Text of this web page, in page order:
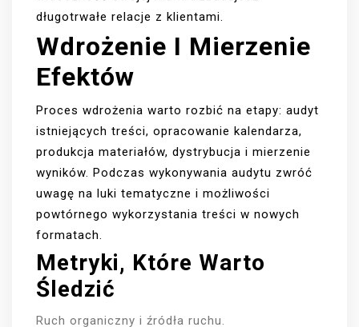
długotrwałe relacje z klientami.
Wdrożenie I Mierzenie
Efektów
Proces wdrożenia warto rozbić na etapy: audyt
istniejących treści, opracowanie kalendarza,
produkcja materiałów, dystrybucja i mierzenie
wyników. Podczas wykonywania audytu zwróć
uwagę na luki tematyczne i możliwości
powtórnego wykorzystania treści w nowych
formatach.
Metryki, Które Warto
Śledzić
Ruch organiczny i źródła ruchu.